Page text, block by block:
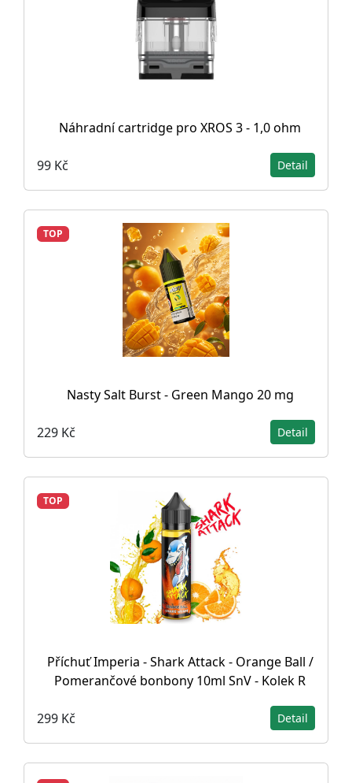
Náhradní cartridge pro XROS 3 - 1,0 ohm
99 Kč Detail
TOP
Nasty Salt Burst - Green Mango 20 mg
229 Kč Detail
TOP
Příchuť Imperia - Shark Attack - Orange Ball /
Pomerančové bonbony 10ml SnV - Kolek R
299 Kč Detail